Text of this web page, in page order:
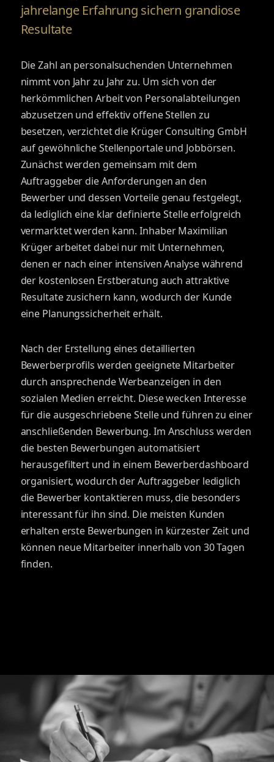
jahrelange Erfahrung sichern grandiose
Resultate
Die Zahl an personalsuchenden Unternehmen
nimmt von Jahr zu Jahr zu. Um sich von der
herkömmlichen Arbeit von Personalabteilungen
abzusetzen und effektiv offene Stellen zu
besetzen, verzichtet die Krüger Consulting GmbH
auf gewöhnliche Stellenportale und Jobbörsen.
Zunächst werden gemeinsam mit dem
Auftraggeber die Anforderungen an den
Bewerber und dessen Vorteile genau festgelegt,
da lediglich eine klar definierte Stelle erfolgreich
vermarktet werden kann. Inhaber Maximilian
Krüger arbeitet dabei nur mit Unternehmen,
denen er nach einer intensiven Analyse während
der kostenlosen Erstberatung auch attraktive
Resultate zusichern kann, wodurch der Kunde
eine Planungssicherheit erhält.
Nach der Erstellung eines detaillierten
Bewerberprofils werden geeignete Mitarbeiter
durch ansprechende Werbeanzeigen in den
sozialen Medien erreicht. Diese wecken Interesse
für die ausgeschriebene Stelle und führen zu einer
anschließenden Bewerbung. Im Anschluss werden
die besten Bewerbungen automatisiert
herausgefiltert und in einem Bewerberdashboard
organisiert, wodurch der Auftraggeber lediglich
die Bewerber kontaktieren muss, die besonders
interessant für ihn sind. Die meisten Kunden
erhalten erste Bewerbungen in kürzester Zeit und
können neue Mitarbeiter innerhalb von 30 Tagen
finden.